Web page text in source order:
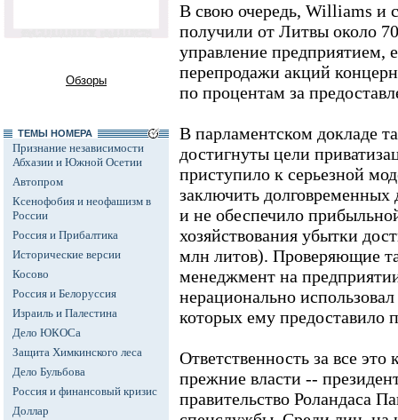
Обзоры
ТЕМЫ НОМЕРА
Признание независимости
Абхазии и Южной Осетии
Автопром
Ксенофобия и неофашизм в
России
Россия и Прибалтика
Исторические версии
Косово
Россия и Белоруссия
Израиль и Палестина
Дело ЮКОСа
Защита Химкинского леса
Дело Бульбова
Россия и финансовый кризис
Доллар
В свою очередь, Williams и
получили от Литвы около
управление
перепродажи акций
по процентам за
В парламентском докладе
достигнуты цели
приступило к серьезной
заключить долговременных
и не обеспечило
хозяйствования убытки
млн литов). Проверяющие
менеджмент на
нерационально
которых ему предоставило
Ответственность за все это
прежние власти --
правительство Роландаса